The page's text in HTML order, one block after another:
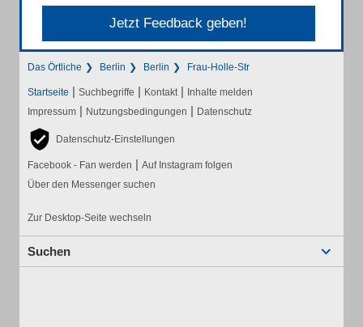
Jetzt Feedback geben!
Das Örtliche Berlin Berlin Frau-Holle-Str
Startseite | Suchbegriffe | Kontakt | Inhalte melden
Impressum | Nutzungsbedingungen | Datenschutz
Datenschutz-Einstellungen
Facebook - Fan werden | Auf Instagram folgen
Über den Messenger suchen
Zur Desktop-Seite wechseln
Suchen